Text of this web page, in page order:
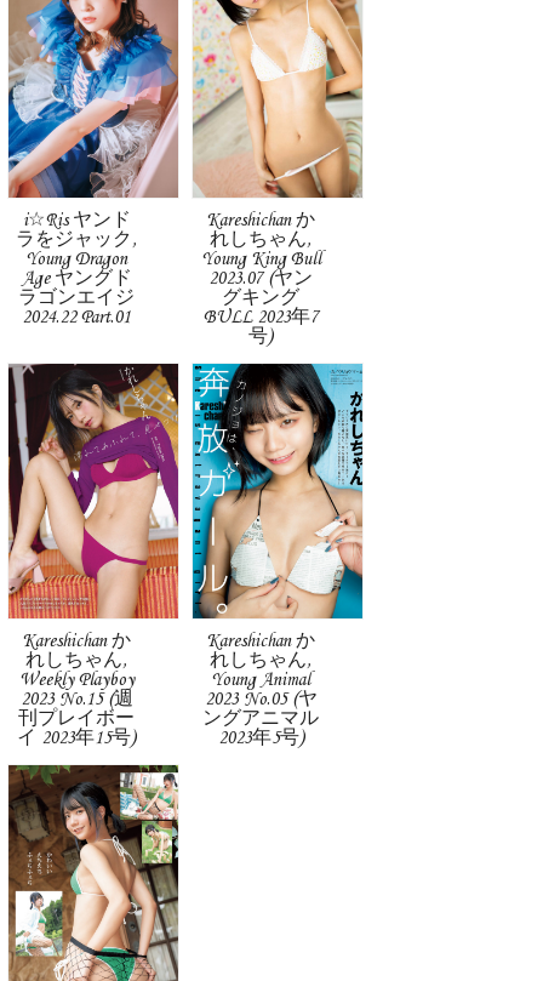
i☆Ris ヤンド
ラをジャック,
Young Dragon
Age ヤングド
ラゴンエイジ
2024.22 Part.01
Kareshichan か
れしちゃん,
Young King Bull
2023.07 (ヤン
グキング
BULL 2023年7
号)
Kareshichan か
れしちゃん,
Weekly Playboy
2023 No.15 (週
刊プレイボー
イ 2023年15号)
Kareshichan か
れしちゃん,
Young Animal
2023 No.05 (ヤ
ングアニマル
2023年5号)